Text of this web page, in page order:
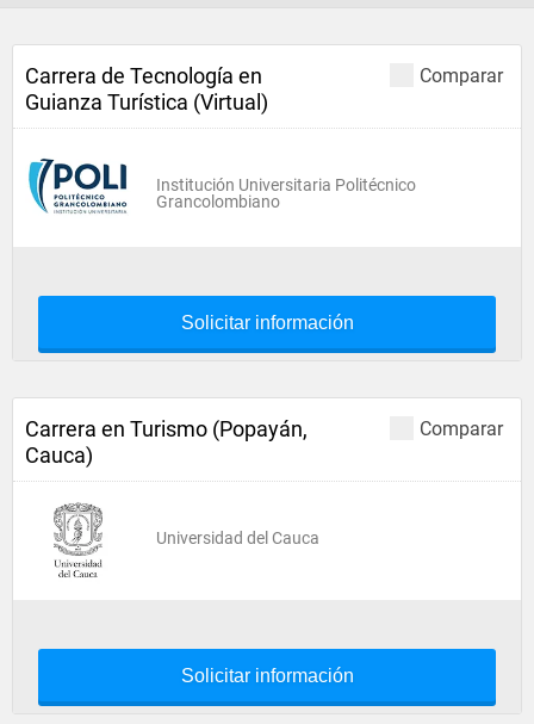
Comparar
Carrera de Tecnología en
Guianza Turística (Virtual)
Institución Universitaria Politécnico
Grancolombiano
Solicitar información
Comparar
Carrera en Turismo (Popayán,
Cauca)
Universidad del Cauca
Solicitar información